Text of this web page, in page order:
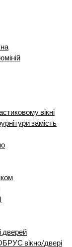
вікні
замість
дверей
вікно/двері